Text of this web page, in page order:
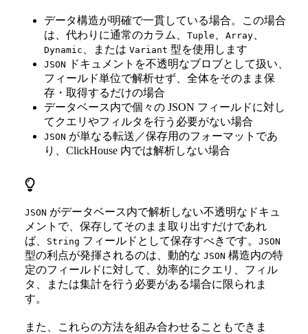
データ構造が明確で一貫している場合。この場合
は、代わりに通常のカラム、 Tuple Array
Dynamic 、または Variant 型を使用します
JSON
ドキュメントを不透明なブロブとして扱い、
フィールド単位で解析せず、全体をそのまま保
存・取得するだけの場合
データベース内で個々の JSON フィールドに対し
てクエリやフィルタを行う必要がない場合
JSON が単なる転送／保存用のフォーマットであ
り、ClickHouse 内では解析しない場合
JSON がデータベース内で解析しない不透明なドキュ
メントで、保存してそのまま取り出すだけであれ
ば、
String フィールドとして保存すべきです。 JSON
型の利点が発揮されるのは、動的な JSON 構造内の特
定のフィールドに対して、効率的にクエリ、フィル
タ、または集計を行う必要がある場合に限られま
す。
また、これらの方法を組み合わせることもできま